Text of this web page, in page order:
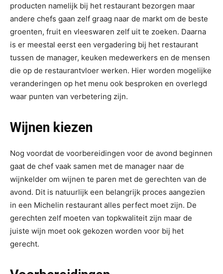
producten namelijk bij het restaurant bezorgen maar
andere chefs gaan zelf graag naar de markt om de beste
groenten, fruit en vleeswaren zelf uit te zoeken. Daarna
is er meestal eerst een vergadering bij het restaurant
tussen de manager, keuken medewerkers en de mensen
die op de restaurantvloer werken. Hier worden mogelijke
veranderingen op het menu ook besproken en overlegd
waar punten van verbetering zijn.
Wijnen kiezen
Nog voordat de voorbereidingen voor de avond beginnen
gaat de chef vaak samen met de manager naar de
wijnkelder om wijnen te paren met de gerechten van de
avond. Dit is natuurlijk een belangrijk proces aangezien
in een Michelin restaurant alles perfect moet zijn. De
gerechten zelf moeten van topkwaliteit zijn maar de
juiste wijn moet ook gekozen worden voor bij het
gerecht.